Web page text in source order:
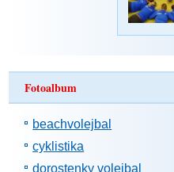
Fotoalbum
beachvolejbal
cyklistika
dorostenky volejbal